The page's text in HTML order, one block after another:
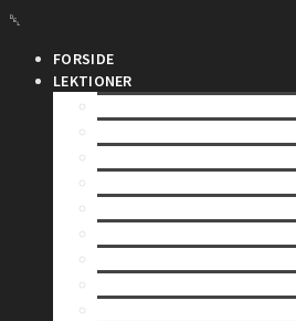
FORSIDE
LEKTIONER